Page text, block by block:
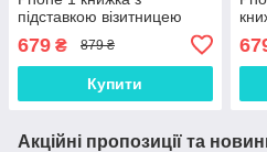
підставкою візитницею
протиударний магнітний
вологостійкий
"PRIVILEGE"
679 ₴ 879 ₴
Купити
Акційні пропозиції та